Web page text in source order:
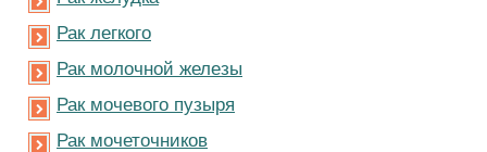
Рак легкого
Рак молочной железы
Рак мочевого пузыря
Рак мочеточников